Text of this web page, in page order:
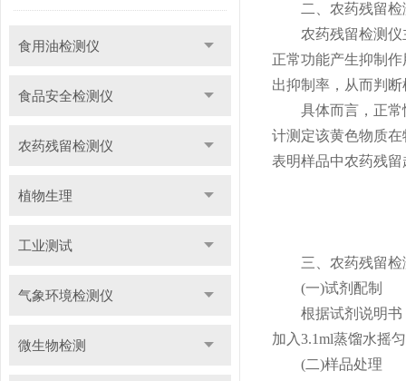
食用油检测仪
食品安全检测仪
农药残留检测仪
植物生理
工业测试
气象环境检测仪
微生物检测
二、农药残留检
农药残留检测仪主
正常功能产生抑制
出抑制率，从而判
具体而言，正常情
计测定该黄色物质
表明样品中农药残留
三、农药残留检
(一)试剂配制
根据试剂说明书，
加入3.1ml蒸馏水摇
(二)样品处理